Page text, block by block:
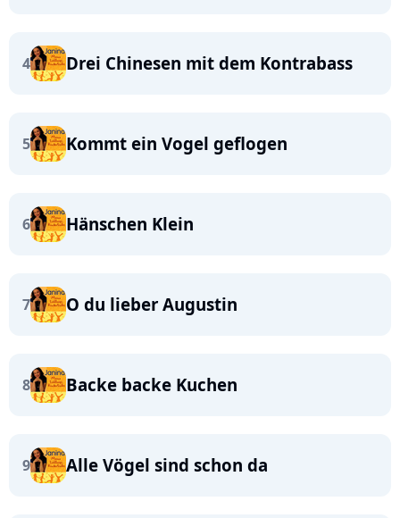
4 Drei Chinesen mit dem Kontrabass
5 Kommt ein Vogel geflogen
6 Hänschen Klein
7 O du lieber Augustin
8 Backe backe Kuchen
9 Alle Vögel sind schon da